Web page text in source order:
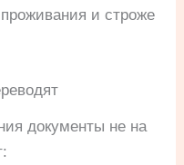
и строже
документы не на